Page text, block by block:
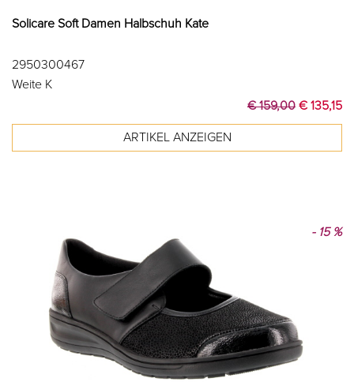
Solicare Soft Damen Halbschuh Kate
2950300467
Weite K
€ 159,00 € 135,15
- 15 %